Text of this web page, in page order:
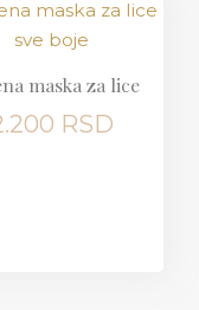
maska za lice
RSD